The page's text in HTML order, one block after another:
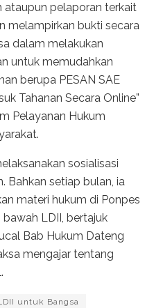
ataupun pelaporan terkait
melampirkan bukti secara
dalam melakukan
untuk memudahkan
berupa PESAN SAE
Tahanan Secara Online”
Pelayanan Hukum
sosialisasi
Bahkan setiap bulan, ia
materi hukum di Ponpes
LDII, bertajuk
Bab Hukum Dateng
mengajar tentang
untuk Bangsa